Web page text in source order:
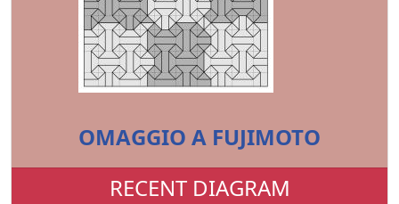
OMAGGIO A FUJIMOTO
RECENT DIAGRAM